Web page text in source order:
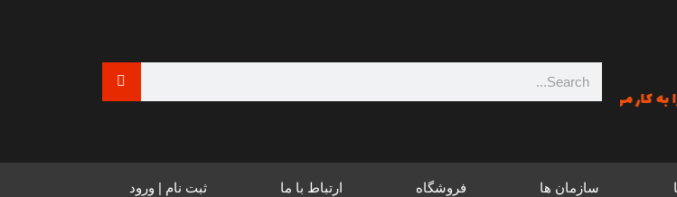
هدفمند و پرشور گام برمی‌داریم؛ و فردا را به تو می‌سپاریم
جستجو
سازمان ها فروشگاه ارتباط با ما ثبت نام | ورود